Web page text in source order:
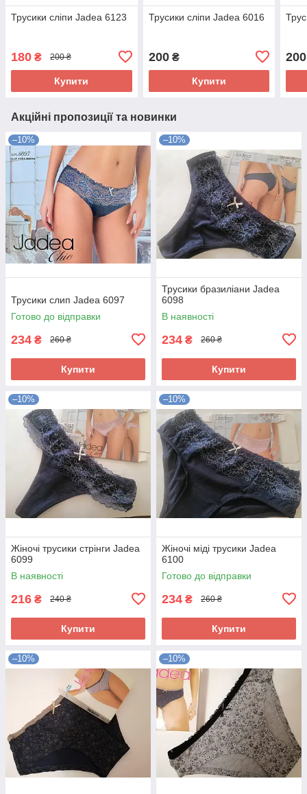
Трусики сліпи Jadea 6123
180 ₴ 200 ₴
Купити
Трусики сліпи Jadea 6016
200₴
Купити
200
Акційні пропозиції та новинки
–10%
Трусики слип Jadea 6097
Готово до відправки
234 ₴ 260 ₴
Купити
–10%
Трусики бразиліани Jadea
6098
В наявності
234 ₴ 260 ₴
Купити
–10%
Жіночі трусики стрінги Jadea
6099
В наявності
216 ₴ 240 ₴
Купити
–10%
Жіночі міді трусики Jadea
6100
Готово до відправки
234 ₴ 260 ₴
Купити
–10% –10%